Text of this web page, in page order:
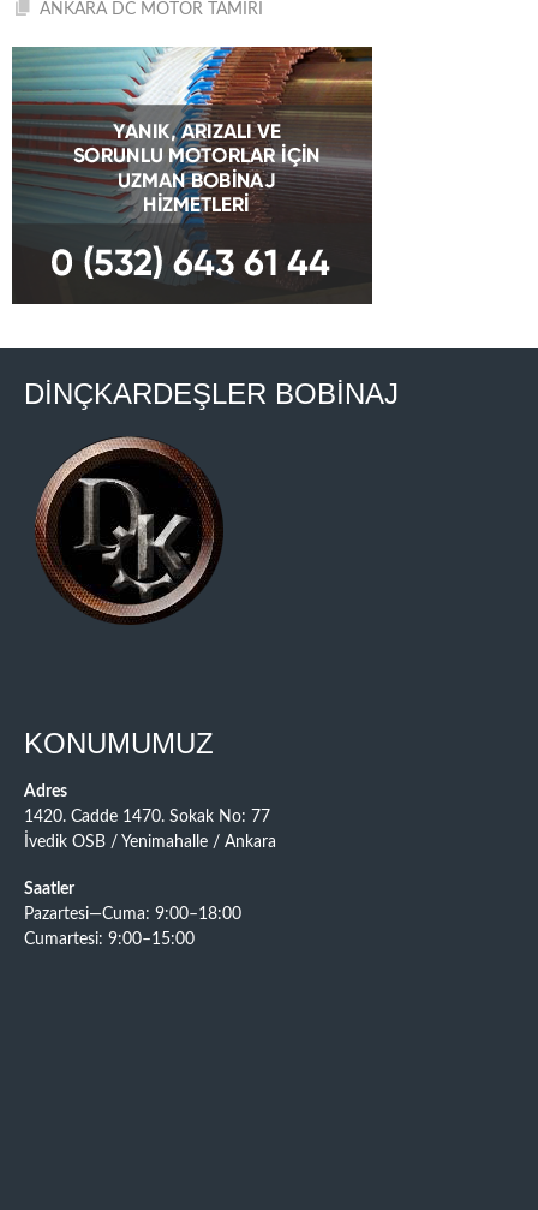
ANKARA DC MOTOR TAMİRİ
DİNÇKARDEŞLER BOBİNAJ
KONUMUMUZ
Adres
1420. Cadde 1470. Sokak No: 77
İvedik OSB / Yenimahalle / Ankara
Saatler
Pazartesi—Cuma: 9:00–18:00
Cumartesi: 9:00–15:00